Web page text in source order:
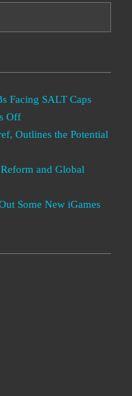
Facing SALT Caps
Off
Outlines the Potential
and Global
Some New iGames